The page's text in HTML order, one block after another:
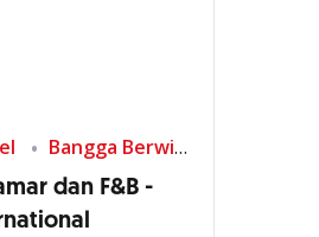
Bangga Berwisata di Indonesia
dan F&B -